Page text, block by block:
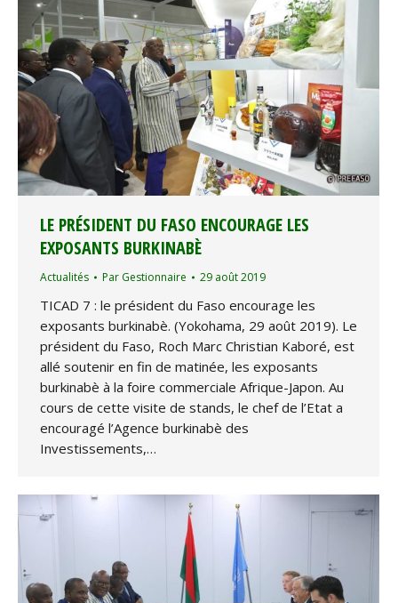
LE PRÉSIDENT DU FASO ENCOURAGE LES
EXPOSANTS BURKINABÈ
Actualités Par Gestionnaire 29 août 2019
TICAD 7 : le président du Faso encourage les
exposants burkinabè. (Yokohama, 29 août 2019). Le
président du Faso, Roch Marc Christian Kaboré, est
allé soutenir en fin de matinée, les exposants
burkinabè à la foire commerciale Afrique-Japon. Au
cours de cette visite de stands, le chef de l’Etat a
encouragé l’Agence burkinabè des
Investissements,…